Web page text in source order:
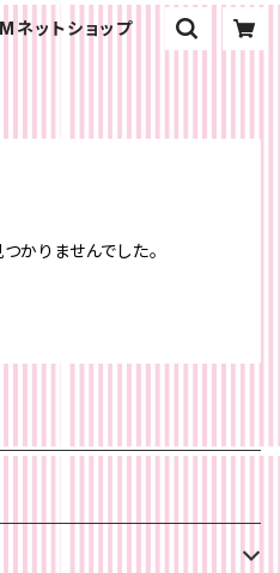
ネットショップ
かりませんでした。